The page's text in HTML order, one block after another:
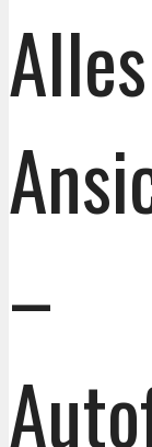
Alles
–